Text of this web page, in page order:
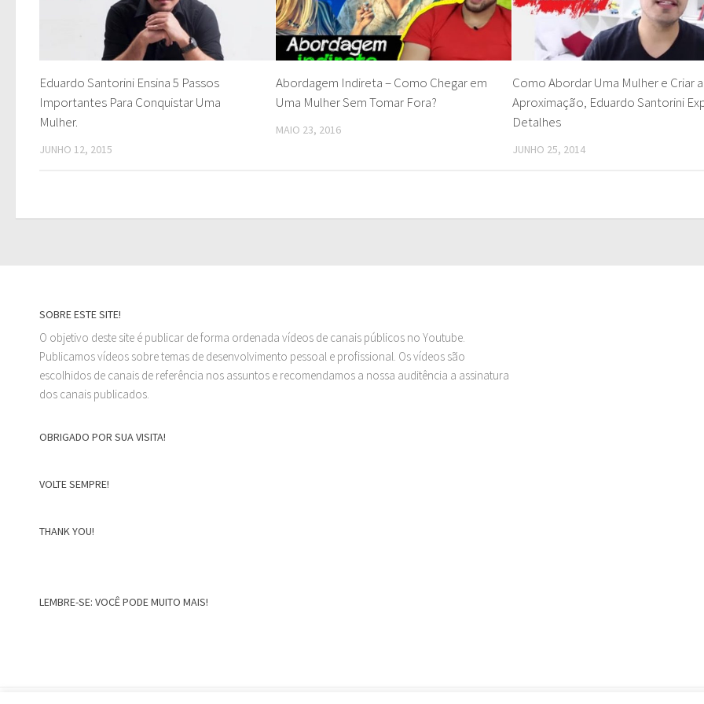
Eduardo Santorini Ensina 5 Passos
Importantes Para Conquistar Uma
Mulher.
JUNHO 12, 2015
Abordagem Indireta – Como Chegar em
Uma Mulher Sem Tomar Fora?
MAIO 23, 2016
Como Abordar Uma Mulher e Criar a
Aproximação, Eduardo Santorini
Detalhes
JUNHO 25, 2014
SOBRE ESTE SITE!
O objetivo deste site é publicar de forma ordenada vídeos de canais públicos no Youtube.
Publicamos vídeos sobre temas de desenvolvimento pessoal e profissional. Os vídeos são
escolhidos de canais de referência nos assuntos e recomendamos a nossa auditência a assinatura
dos canais publicados.
OBRIGADO POR SUA VISITA!
VOLTE SEMPRE!
THANK YOU!
LEMBRE-SE: VOCÊ PODE MUITO MAIS!